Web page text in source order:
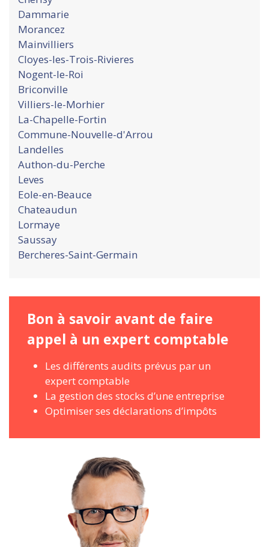
Dammarie
Morancez
Mainvilliers
Cloyes-les-Trois-Rivieres
Nogent-le-Roi
Briconville
Villiers-le-Morhier
La-Chapelle-Fortin
Commune-Nouvelle-d'Arrou
Landelles
Authon-du-Perche
Leves
Eole-en-Beauce
Chateaudun
Lormaye
Saussay
Bercheres-Saint-Germain
Bon à savoir avant de faire
appel à un expert comptable
Les différents audits prévus par un
expert comptable
La gestion des stocks d’une entreprise
Optimiser ses déclarations d’impôts